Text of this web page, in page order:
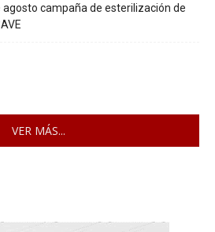
campaña de esterilización de
VER MÁS...